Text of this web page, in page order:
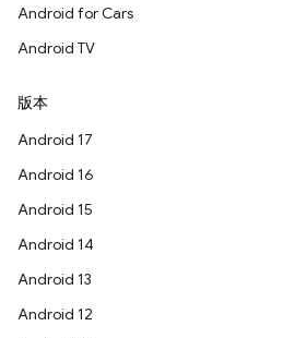
Android for Cars
Android TV
版本
Android 17
Android 16
Android 15
Android 14
Android 13
Android 12